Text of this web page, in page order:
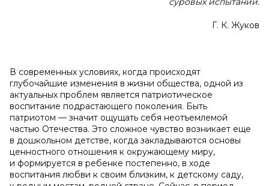
Г. К. Жуков
В современных условиях, когда происходят
глубочайшие изменения в жизни общества, одной из
актуальных проблем является патриотическое
воспитание подрастающего поколения. Быть
патриотом — значит ощущать себя неотъемлемой
частью Отечества. Это сложное чувство возникает еще
в дошкольном детстве, когда закладываются основы
ценностного отношения к окружающему миру,
и формируется в ребенке постепенно, в ходе
воспитания любви к своим близким, к детскому саду,